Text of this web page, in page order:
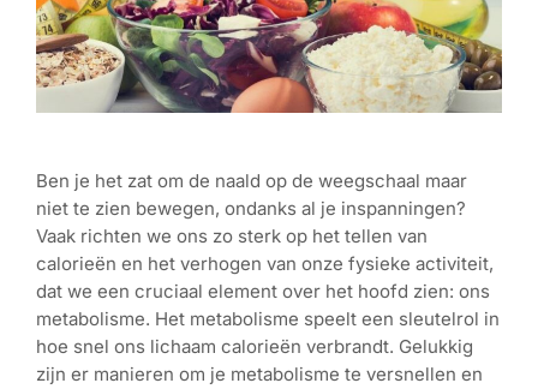
Ben je het zat om de naald op de weegschaal maar
niet te zien bewegen, ondanks al je inspanningen?
Vaak richten we ons zo sterk op het tellen van
calorieën en het verhogen van onze fysieke activiteit,
dat we een cruciaal element over het hoofd zien: ons
metabolisme. Het metabolisme speelt een sleutelrol in
hoe snel ons lichaam calorieën verbrandt. Gelukkig
zijn er manieren om je metabolisme te versnellen en